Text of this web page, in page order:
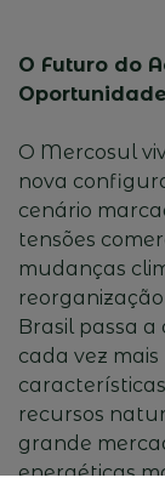
O Futuro do
O Mercosul
nova
cenário
tensões
mudanças
Brasil passa
cada vez
recursos
grande
energéticas